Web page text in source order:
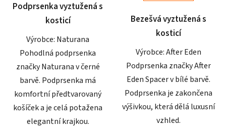
hvězdiček.
Podprsenka vyztužená s
kosticí
Výrobce: Naturana
Pohodlná podprsenka
značky Naturana v černé
barvě. Podprsenka má
komfortní předtvarovaný
košíček a je celá potažena
elegantní krajkou.
Bezešvá vyztužená s
kosticí
Výrobce: After Eden
Podprsenka značky After
Eden Spacer v bílé barvě.
Podprsenka je zakončena
výšivkou, která dělá luxusní
vzhled.